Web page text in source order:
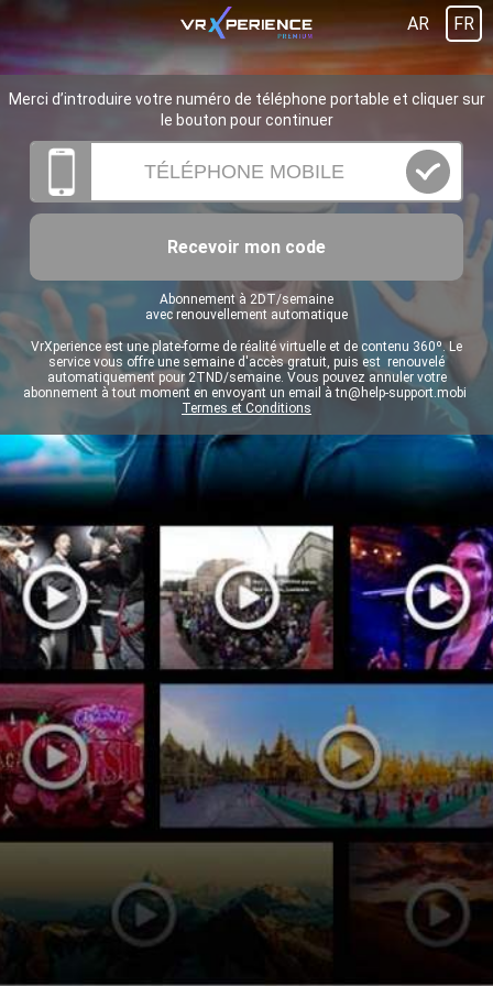
AR FR
Merci d’introduire votre numéro de téléphone portable et cliquer sur
le bouton pour continuer
Recevoir mon code
Abonnement à 2DT/semaine
avec renouvellement automatique
VrXperience est une plate-forme de réalité virtuelle et de contenu 360º. Le
service vous offre une semaine d'accès gratuit, puis est renouvelé
automatiquement pour 2TND/semaine. Vous pouvez annuler votre
abonnement à tout moment en envoyant un email àtn@help-support.mobi
Termes et Conditions